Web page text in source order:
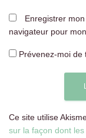
Enregistrer
navigateur pour
Prévenez-moi de
Ce site utilise
sur la façon dont